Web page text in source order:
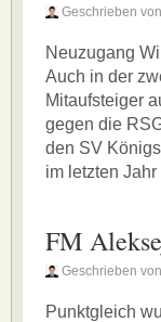
Geschrieben von
Neuzugang
Auch in der
Mitaufsteiger
gegen die
den SV
im letzten
FM
Geschrieben von
Punktgleich